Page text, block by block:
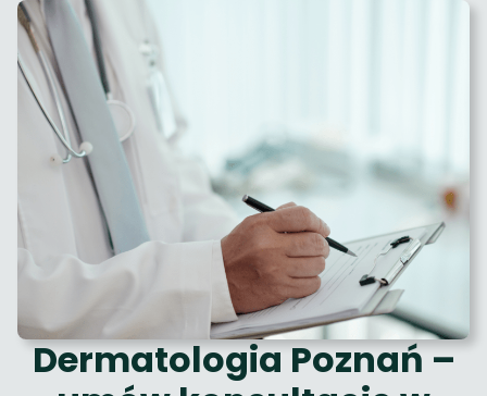
Dermatologia Poznań –